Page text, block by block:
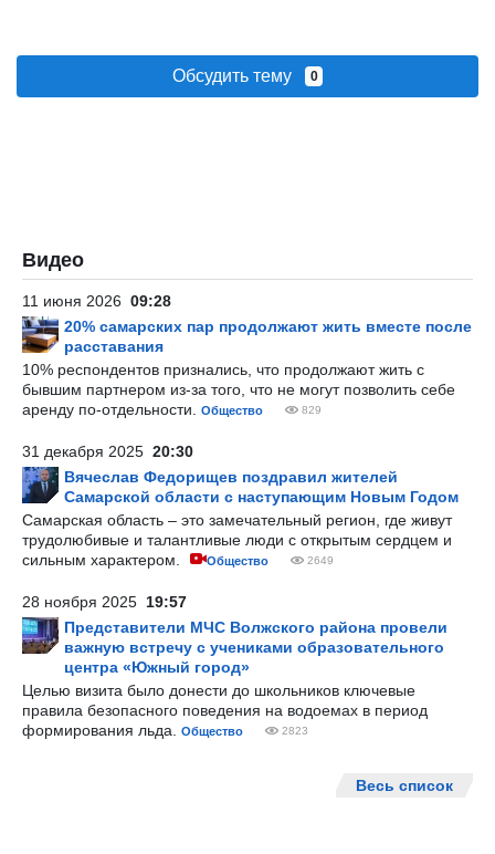
Обсудить тему 0
Видео
11 июня 2026 09:28
20% самарских пар продолжают жить вместе после
расставания
10% респондентов признались, что продолжают жить с
бывшим партнером из-за того, что не могут позволить себе
аренду по-отдельности.
Общество 829
31 декабря 2025 20:30
Вячеслав Федорищев поздравил жителей
Самарской области с наступающим Новым Годом
Самарская область – это замечательный регион, где живут
трудолюбивые и талантливые люди с открытым сердцем и
сильным характером.
Общество 2649
28 ноября 2025 19:57
Представители МЧС Волжского района провели
важную встречу с учениками образовательного
центра «Южный город»
Целью визита было донести до школьников ключевые
правила безопасного поведения на водоемах в период
формирования льда.
Общество 2823
Весь список